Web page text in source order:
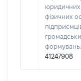
юридичних
фізичних
формувань:
41247908